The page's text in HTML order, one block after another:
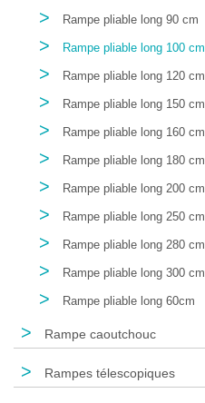
> Rampe pliable long 90 cm
> Rampe pliable long 100 cm
> Rampe pliable long 120 cm
> Rampe pliable long 150 cm
> Rampe pliable long 160 cm
> Rampe pliable long 180 cm
> Rampe pliable long 200 cm
> Rampe pliable long 250 cm
> Rampe pliable long 280 cm
> Rampe pliable long 300 cm
> Rampe pliable long 60cm
> Rampe caoutchouc
> Rampes télescopiques